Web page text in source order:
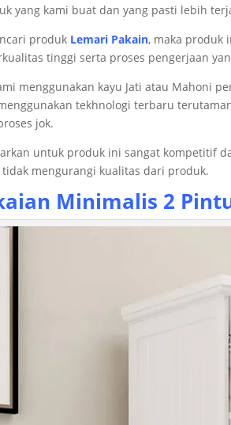
yang kami buat dan yang pasti lebih
produk Lemari Pakain, maka produk
tinggi serta proses pengerjaan
menggunakan kayu Jati atau Mahoni
tekhnologi terbaru
jok.
untuk produk ini sangat kompetitif
mengurangi kualitas dari produk.
Minimalis 2